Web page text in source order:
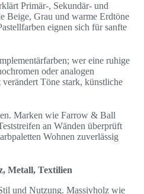
Primär-, Sekundär- und
Beige, Grau und warme Erdtöne
eignen sich für sanfte
wer eine ruhige
oder analogen
Töne stark, künstliche
Marken wie Farrow & Ball
an Wänden überprüft
Wohnen zuverlässig
Metall, Textilien
und Nutzung. Massivholz wie